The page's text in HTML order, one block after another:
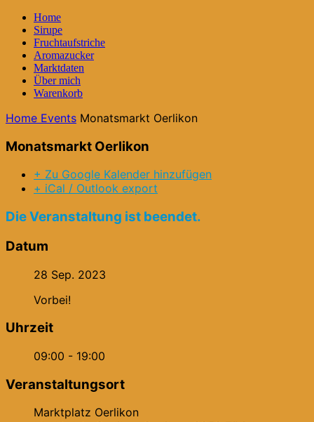
Home
Sirupe
Fruchtaufstriche
Aromazucker
Marktdaten
Über mich
Warenkorb
Home Events Monatsmarkt Oerlikon
Monatsmarkt Oerlikon
+ Zu Google Kalender hinzufügen
+ iCal / Outlook export
Die Veranstaltung ist beendet.
Datum
28 Sep. 2023
Vorbei!
Uhrzeit
09:00 - 19:00
Veranstaltungsort
Marktplatz Oerlikon